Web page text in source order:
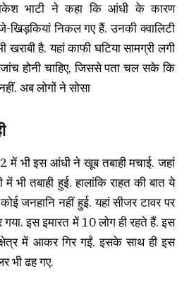
भाटी ने कहा कि आंधी के कारण
खिड़कियां निकल गए हैं. उनकी क्वालिटी
खराबी है. यहां काफी घटिया सामग्री लगी
होनी चाहिए, जिससे पता चल सके कि
अब लोगों ने सोसा
में भी इस आंधी ने खूब तबाही मचाई. जहां
भी तबाही हुई. हालांकि राहत की बात ये
जनहानि नहीं हुई. यहां सीजर टावर पर
गया. इस इमारत में 10 लोग ही रहते हैं. इस
में आकर गिर गईं. इसके साथ ही इस
भी ढह गए.